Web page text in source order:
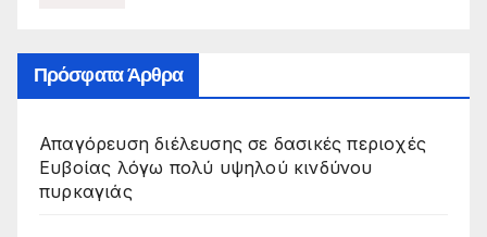
Πρόσφατα Άρθρα
Απαγόρευση διέλευσης σε δασικές περιοχές
Ευβοίας λόγω πολύ υψηλού κινδύνου
πυρκαγιάς